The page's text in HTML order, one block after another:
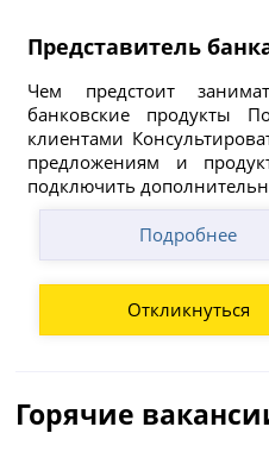
Представитель
Чем предстоит
банковские продукты
клиентами
предложениям и
подключить
Подробнее
Откликнуться
Горячие